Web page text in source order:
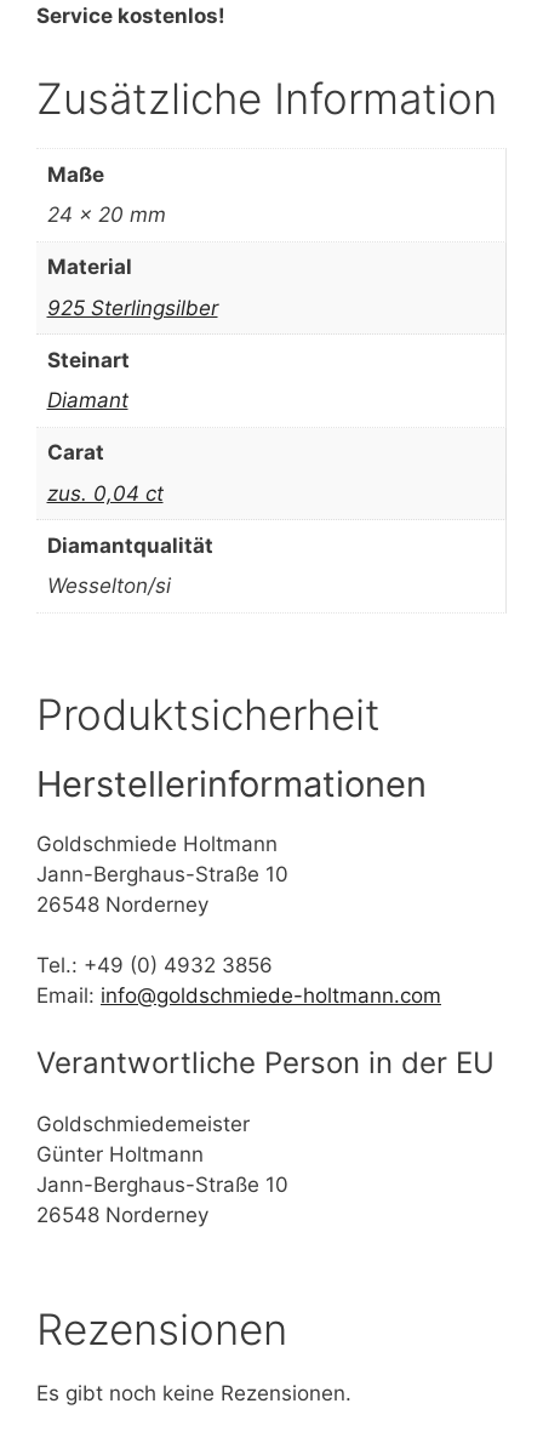
Service kostenlos!
Zusätzliche Information
Maße
24 × 20 mm
Material
925 Sterlingsilber
Steinart
Diamant
Carat
zus. 0,04 ct
Diamantqualität
Wesselton/si
Produktsicherheit
Herstellerinformationen
Goldschmiede Holtmann
Jann-Berghaus-Straße 10
26548 Norderney
Tel.: +49 (0) 4932 3856
Email: info@goldschmiede-holtmann.com
Verantwortliche Person in der EU
Goldschmiedemeister
Günter Holtmann
Jann-Berghaus-Straße 10
26548 Norderney
Rezensionen
Es gibt noch keine Rezensionen.